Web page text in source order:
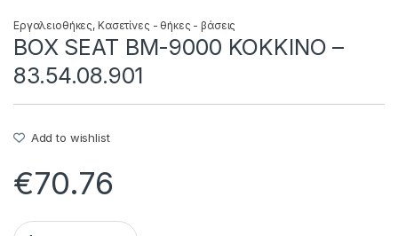
Εργαλειοθήκες, Κασετίνες - θήκες - βάσεις
BOX SEAT BM-9000 ΚΟΚΚΙΝΟ –
83.54.08.901
Add to wishlist
€70.76
BOX SEAT BM-9000 ΚΟΚΚΙΝΟ - 83.54.08.901 quantity